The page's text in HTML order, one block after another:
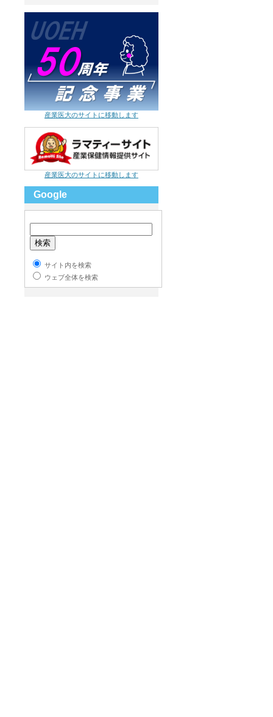
産業医大のサイトに移動します
産業医大のサイトに移動します
Google
サイト内を検索
ウェブ全体を検索